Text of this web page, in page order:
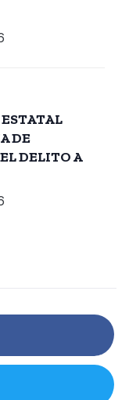
DE
DELITO A